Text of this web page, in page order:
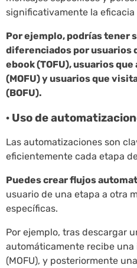
significativamente la eficacia
Por ejemplo, podrías tener
diferenciados por usuarios
ebook (TOFU), usuarios
(MOFU) y usuarios que
(BOFU).
· Uso de
Las automatizaciones son
eficientemente cada etapa
Puedes crear flujos
usuario de una etapa a otra
específicas.
Por ejemplo, tras descargar
automáticamente recibe
(MOFU), y posteriormente